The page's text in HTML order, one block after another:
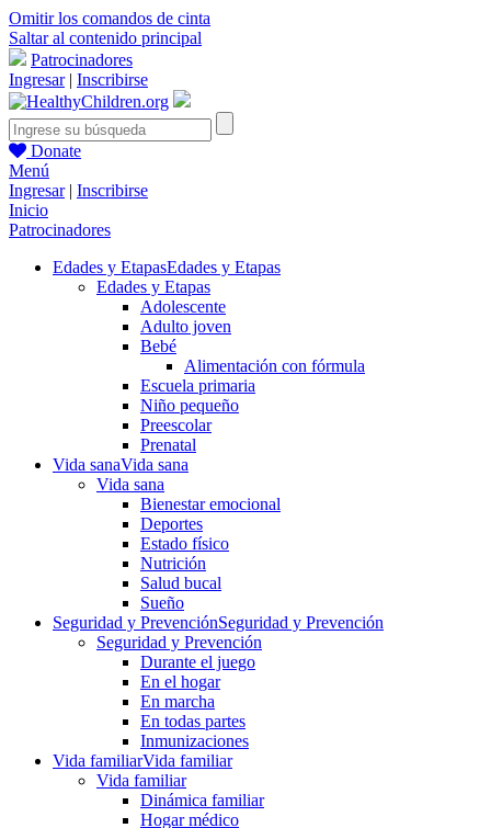
Omitir los comandos de cinta
Saltar al contenido principal
Patrocinadores
Ingresar| Inscribirse
Donate
Menú
Ingresar| Inscribirse
Inicio
Patrocinadores
Edades y EtapasEdades y Etapas
Edades y Etapas
Adolescente
Adulto joven
Bebé
Alimentación con fórmula
Escuela primaria
Niño pequeño
Preescolar
Prenatal
Vida sanaVida sana
Vida sana
Bienestar emocional
Deportes
Estado físico
Nutrición
Salud bucal
Sueño
Seguridad y PrevenciónSeguridad y Prevención
Seguridad y Prevención
Durante el juego
En el hogar
En marcha
En todas partes
Inmunizaciones
Vida familiarVida familiar
Vida familiar
Dinámica familiar
Hogar médico